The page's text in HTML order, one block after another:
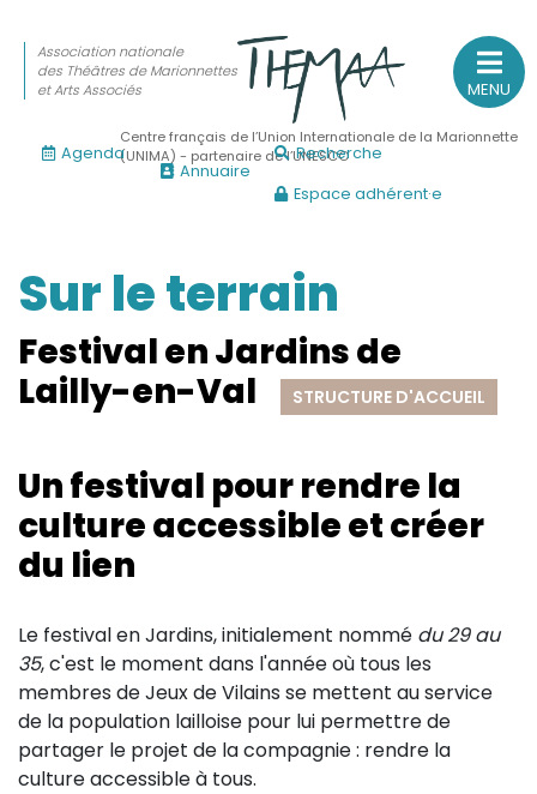
Sur le feu
(Actualités, annonces, vie professionnelle)
Sur le vif
Sur le fond
(Fonctionnement, gouvernance, groupes de travail,
Sur le terrain
Sur l’étagère
(Documents, études, publications)
MENU
Association nationale
des Théâtres de Marionnettes
et Arts Associés
Centre français de l’Union Internationale de la Marionnette
(UNIMA) - partenaire de l’UNESCO
Agenda
Annuaire
Recherche
Espace adhérent·e
Sur le terrain
Festival en Jardins de
Lailly-en-Val
STRUCTURE D'ACCUEIL
Un festival pour rendre la
culture accessible et créer
du lien
Le festival en Jardins, initialement nommé du 29 au
35, c'est le moment dans l'année où tous les
membres de Jeux de Vilains se mettent au service
de la population lailloise pour lui permettre de
partager le projet de la compagnie : rendre la
culture accessible à tous.